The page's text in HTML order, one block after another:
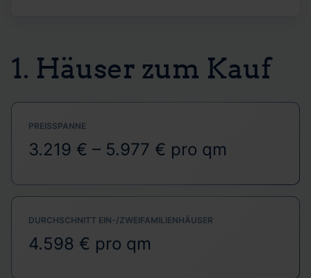
1. Häuser zum Kauf
PREISSPANNE
3.219 € – 5.977 € pro qm
DURCHSCHNITT EIN-/ZWEIFAMILIENHÄUSER
4.598 € pro qm